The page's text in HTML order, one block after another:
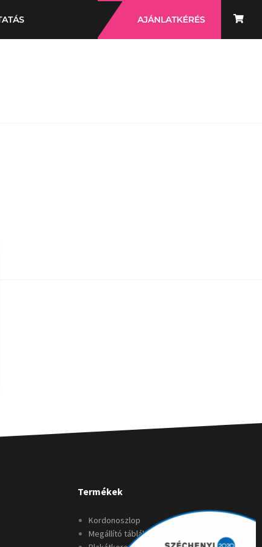
AJÁNLATKÉRÉS
Termékek
Kordonoszlop
Megállító táblák